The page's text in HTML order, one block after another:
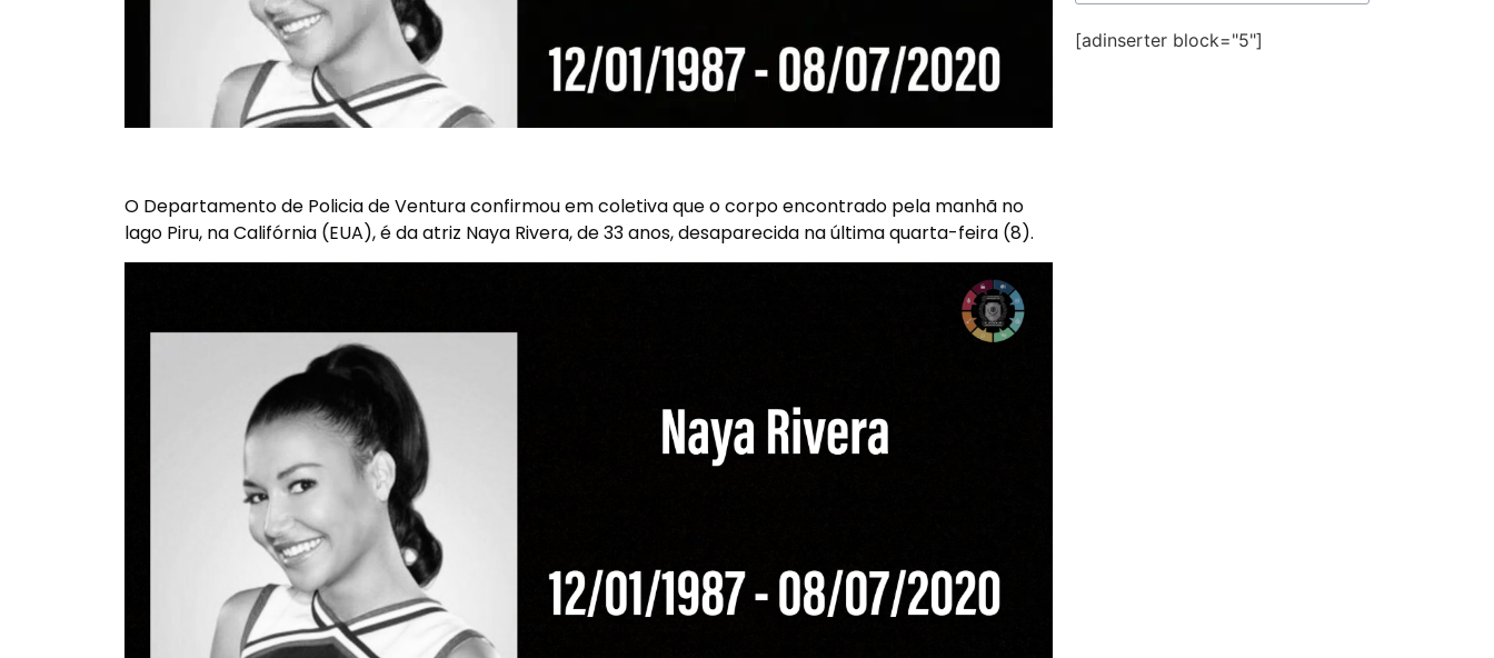
O Departamento de Policia de Ventura confirmou em coletiva que o corpo encontrado pela manhã no
lago Piru, na Califórnia (EUA), é da atriz Naya Rivera, de 33 anos, desaparecida na última quarta-feira (8).
[adinserter block="5"]